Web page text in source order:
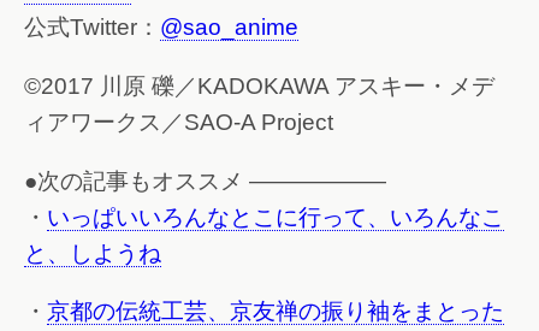
公式Twitter： @sao_anime
©2017 川原 礫／KADOKAWA アスキー・メデ
ィアワークス／SAO-A Project
●次の記事もオススメ ——————
・ いっぱいいろんなとこに行って、いろんなこ
と、しようね
・ 京都の伝統工芸、京友禅の振り袖をまとった